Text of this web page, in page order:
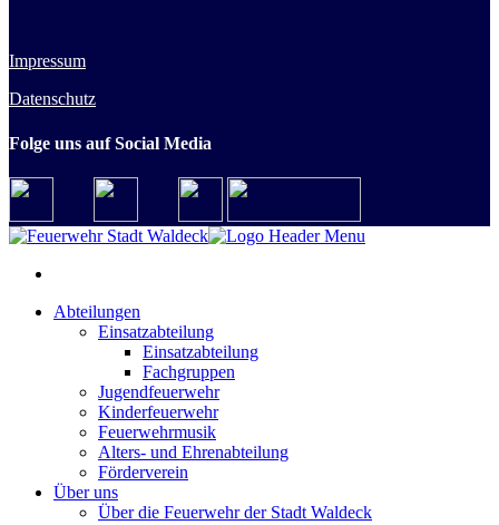
Impressum
Datenschutz
Folge uns auf Social Media
Abteilungen
Einsatzabteilung
Einsatzabteilung
Fachgruppen
Jugendfeuerwehr
Kinderfeuerwehr
Feuerwehrmusik
Alters- und Ehrenabteilung
Förderverein
Über uns
Über die Feuerwehr der Stadt Waldeck